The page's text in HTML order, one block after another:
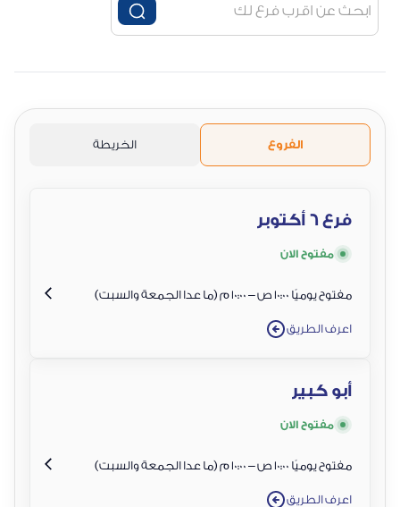
الفروع الخريطة
فرع 6 أكتوبر
مفتوح الان
مفتوح يوميًا 10:00 ص – 10:00 م (ما عدا الجمعة والسبت)
اعرف الطريق
أبو كبير
مفتوح الان
مفتوح يوميًا 10:00 ص – 10:00 م (ما عدا الجمعة والسبت)
اعرف الطريق